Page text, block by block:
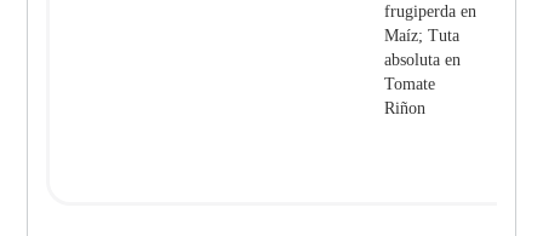
frugiperda en
Maíz; Tuta
absoluta en
Tomate
Riñon